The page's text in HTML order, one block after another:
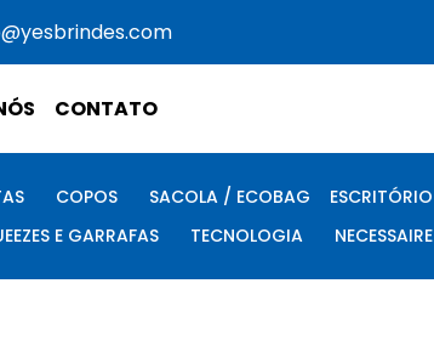
CONTATO
COPOS SACOLA / ECOBAG ESCRITÓRIO
E GARRAFAS
TECNOLOGIA NECESSAIRE